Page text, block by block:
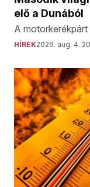
elő a Dunából
A
HÍREK2026. aug. 4.